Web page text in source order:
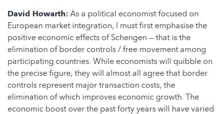
David Howarth: As a political economist focused on
European market integration, I must first emphasise the
positive economic effects of Schengen — that is the
elimination of border controls / free movement among
participating countries. While economists will quibble on
the precise figure, they will almost all agree that border
controls represent major transaction costs, the
elimination of which improves economic growth. The
economic boost over the past forty years will have varied